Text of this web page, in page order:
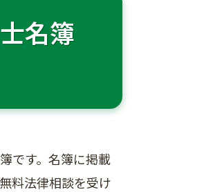
名簿
です。名簿に掲載
料法律相談を受け